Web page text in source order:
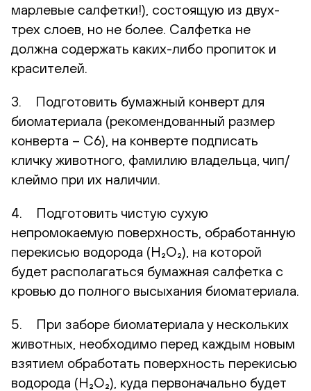
марлевые салфетки!), состоящую из двух-
трех слоев, но не более. Салфетка не
должна содержать каких-либо пропиток и
красителей.
3. Подготовить бумажный конверт для
биоматериала (рекомендованный размер
конверта – С6), на конверте подписать
кличку животного, фамилию владельца, чип/
клеймо при их наличии.
4. Подготовить чистую сухую
непромокаемую поверхность, обработанную
перекисью водорода (H₂O₂), на которой
будет располагаться бумажная салфетка с
кровью до полного высыхания биоматериала.
5. При заборе биоматериала у нескольких
животных, необходимо перед каждым новым
взятием обработать поверхность перекисью
водорода (H₂O₂), куда первоначально будет